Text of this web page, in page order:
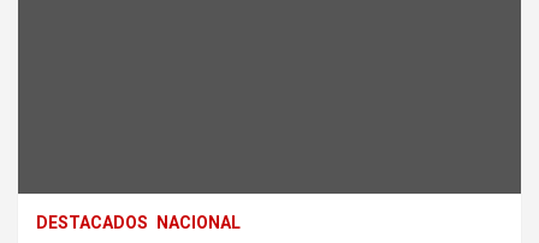
DESTACADOS NACIONAL